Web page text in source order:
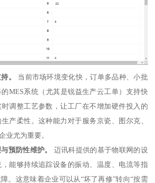
。
当前市场环境变化快，订单多品种、小批
MES系统（尤其是锐益生产云工单）支持快
调整工艺参数，让工厂在不增加硬件投入的
产柔性。这种能力对于服务京瓷、图尔克、
业尤为重要。
预防性维护。
迈讯科提供的基于物联网的设
能够持续追踪设备的振动、温度、电流等指
。这意味着企业可以从“坏了再修”转向“按需